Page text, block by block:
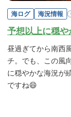
海ログ 海況情報
予想以上に穏
昼過ぎてから南西
チ。でも、この風
に穏やかな海況が
ですね😄